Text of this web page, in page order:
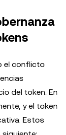
el conflicto
del token. En
y el token
Estos